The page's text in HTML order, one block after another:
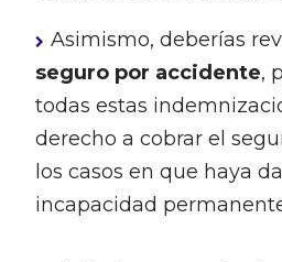
Asimismo, deberías
seguro por accidente,
todas estas
derecho a cobrar el
los casos en que haya
incapacidad